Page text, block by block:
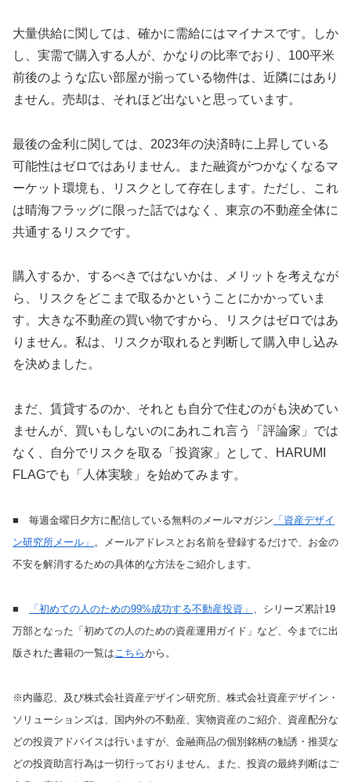
大量供給に関しては、確かに需給にはマイナスです。しか
し、実需で購入する人が、かなりの比率でおり、100平米
前後のような広い部屋が揃っている物件は、近隣にはあり
ません。売却は、それほど出ないと思っています。
最後の金利に関しては、2023年の決済時に上昇している
可能性はゼロではありません。また融資がつかなくなるマ
ーケット環境も、リスクとして存在します。ただし、これ
は晴海フラッグに限った話ではなく、東京の不動産全体に
共通するリスクです。
購入するか、するべきではないかは、メリットを考えなが
ら、リスクをどこまで取るかということにかかっていま
す。大きな不動産の買い物ですから、リスクはゼロではあ
りません。私は、リスクが取れると判断して購入申し込み
を決めました。
まだ、賃貸するのか、それとも自分で住むのがも決めてい
ませんが、買いもしないのにあれこれ言う「評論家」では
なく、自分でリスクを取る「投資家」として、HARUMI
FLAGでも「人体実験」を始めてみます。
■ 毎週金曜日夕方に配信している無料のメールマガジン 「資産デザイ
ン研究所メール」 。メールアドレスとお名前を登録するだけで、お金の
不安を解消するための具体的な方法をご紹介します。
■ 「初めての人のための99%成功する不動産投資」
、シリーズ累計19
万部となった「初めての人のための資産運用ガイド」など、今までに出
版された書籍の一覧は こちらから。
※内藤忍、及び株式会社資産デザイン研究所、株式会社資産デザイン・
ソリューションズは、国内外の不動産、実物資産のご紹介、資産配分な
どの投資アドバイスは行いますが、金融商品の個別銘柄の勧誘・推奨な
どの投資助言行為は一切行っておりません。また、投資の最終判断はご